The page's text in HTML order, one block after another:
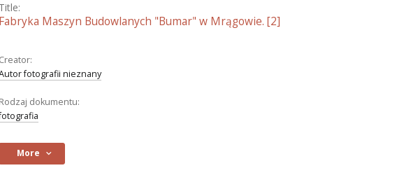
Title:
Fabryka Maszyn Budowlanych "Bumar" w Mrągowie. [2]
Creator:
fotografii nieznany
Rodzaj dokumentu:
More